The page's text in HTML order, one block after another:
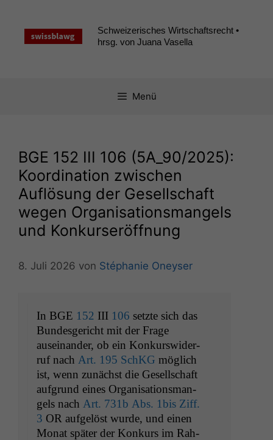
springen
Schweizerisches Wirtschaftsrecht •
hrsg. von Juana Vasella
Menü
BGE 152 III 106 (5A_90/2025):
Koordination zwischen
Auflösung der Gesellschaft
wegen Organisationsmangels
und Konkurseröffnung
8. Juli 2026 von Stéphanie Oneyser
In BGE 152 III 106 set­zte sich das
Bun­des­gericht mit der Frage
auseinan­der, ob ein Konkur­swider­
ruf nach Art. 195 SchKG möglich
ist, wenn zunächst die Gesellschaft
auf­grund eines Organ­i­sa­tion­s­man­
gels nach Art. 731b Abs. 1bis Ziff.
3 OR aufgelöst wurde, und einen
Monat später der Konkurs im Rah­